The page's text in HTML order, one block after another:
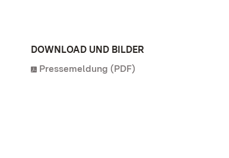
DOWNLOAD UND BILDER
Pressemeldung (PDF)